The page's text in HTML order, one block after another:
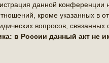
данной
кроме указанных в
вопросов,
в России данный акт не